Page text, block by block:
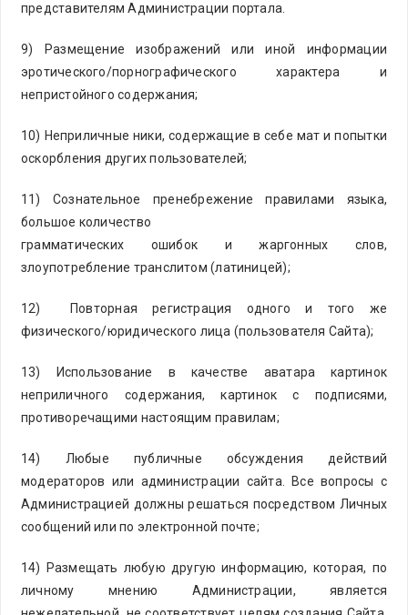
представителям Администрации портала.
9) Размещение изображений или иной информации
эротического/порнографического характера и
непристойного содержания;
10) Неприличные ники, содержащие в себе мат и попытки
оскорбления других пользователей;
11) Сознательное пренебрежение правилами языка,
большое количество
грамматических ошибок и жаргонных слов,
злоупотребление транслитом (латиницей);
12) Повторная регистрация одного и того же
физического/юридического лица (пользователя Сайта);
13) Использование в качестве аватара картинок
неприличного содержания, картинок с подписями,
противоречащими настоящим правилам;
14) Любые публичные обсуждения действий
модераторов или администрации сайта. Все вопросы с
Администрацией должны решаться посредством Личных
сообщений или по электронной почте;
14) Размещать любую другую информацию, которая, по
личному мнению Администрации, является